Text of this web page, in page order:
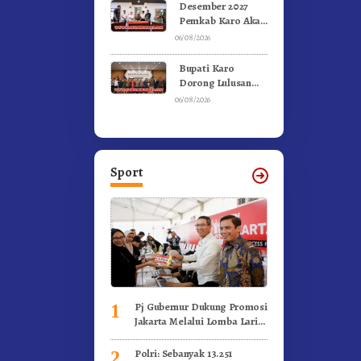
Desember 2027
Pemkab Karo Akan
Serahkan Aset
Ke Moderamen
GBKP
06/08/2026
Bupati Karo
Dorong Lulusan
Universitas Quality
dan Berintegritas
06/08/2026
Sport
1
Pj Gubernur Dukung Promosi
Jakarta Melalui Lomba Lari
Polri: Sebanyak 13.251